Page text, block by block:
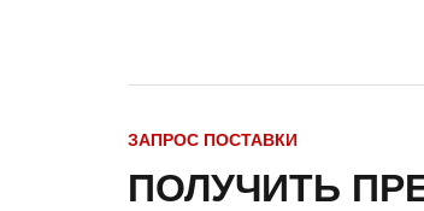
ЗАПРОС ПОСТАВКИ
ПОЛУЧИТЬ